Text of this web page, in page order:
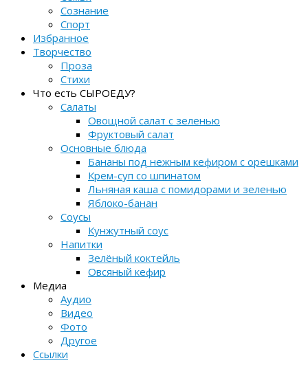
Сознание
Спорт
Избранное
Творчество
Проза
Стихи
Что есть СЫРОЕДУ?
Салаты
Овощной салат с зеленью
Фруктовый салат
Основные блюда
Бананы под нежным кефиром с орешками
Крем-суп со шпинатом
Льняная каша с помидорами и зеленью
Яблоко-банан
Соусы
Кунжутный соус
Напитки
Зелёный коктейль
Овсяный кефир
Медиа
Аудио
Видео
Фото
Другое
Ссылки